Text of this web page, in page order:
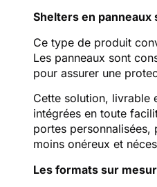
Shelters en panneaux
Ce type de produit
Les panneaux sont
pour assurer une
Cette solution, livrable
intégrées en toute
portes personnalisées,
moins onéreux et
Les formats sur